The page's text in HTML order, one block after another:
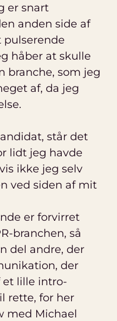
er snart
anden side af
håber at skulle
branche, som jeg
af, da jeg
står det
lidt jeg havde
ikke jeg selv
ved siden af mit
er forvirret
branchen, så
del andre, der
der
et lille intro-
rette, for her
med Michael